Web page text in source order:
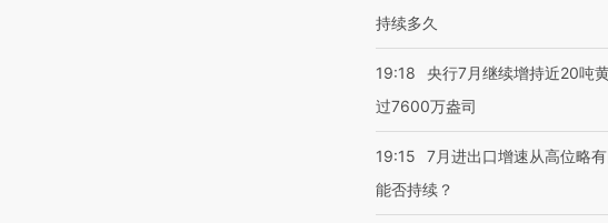
持续多久
19:18
央行7月继续增持近20吨
过7600万盎司
19:15
7月进出口增速从高位略
能否持续？